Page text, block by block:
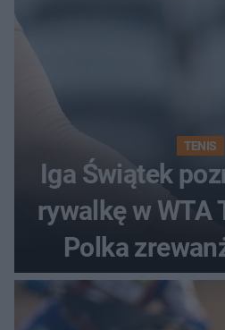
TENIS
Iga Świątek
rywalkę w WTA
Polka
ostatnią